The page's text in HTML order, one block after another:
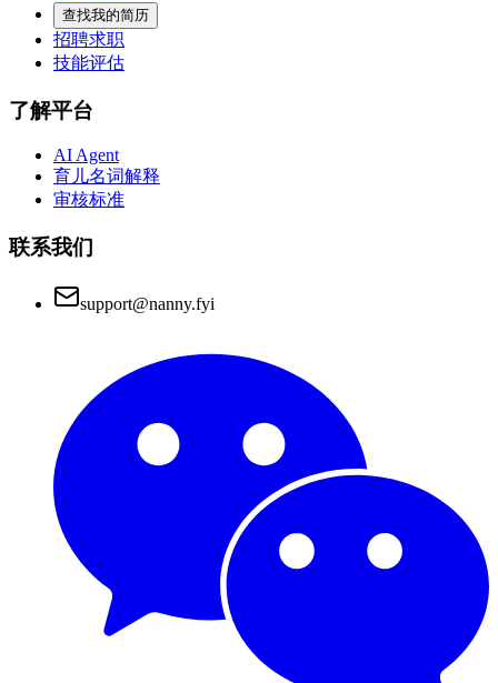
查找我的简历
招聘求职
技能评估
了解平台
AI Agent
育儿名词解释
审核标准
联系我们
support@nanny.fyi